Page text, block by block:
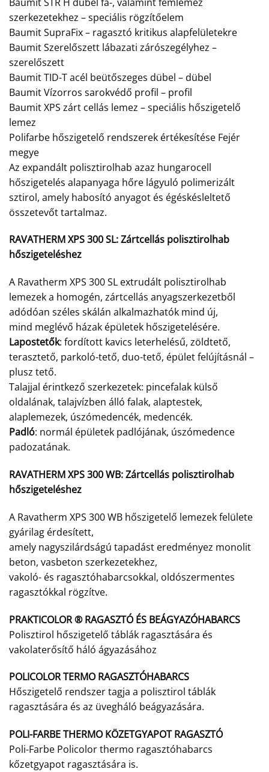
szerkezetekhez – speciális rögzítőelem
Baumit SupraFix – ragasztó kritikus alapfelületekre
Baumit Szerelőszett lábazati zárószegélyhez –
szerelőszett
Baumit TID-T acél beütőszeges dübel – dübel
Baumit Vízorros sarokvédő profil – profil
Baumit XPS zárt cellás lemez – speciális hőszigetelő
lemez
Polifarbe hőszigetelő rendszerek értékesítése Fejér
megye
Az expandált polisztirolhab azaz hungarocell
hőszigetelés alapanyaga hőre lágyuló polimerizált
sztirol, amely habosító anyagot és égéskésleltető
összetevőt tartalmaz.
RAVATHERM XPS 300 SL:Zártcellás polisztirolhab
hőszigeteléshez
A Ravatherm XPS 300 SL extrudált polisztirolhab
lemezek a homogén, zártcellás anyagszerkezetből
adódóan széles skálán alkalmazhatók mind új,
mind meglévő házak épületek hőszigetelésére.
Lapostetők: fordított kavics leterhelésű, zöldtető,
terasztető, parkoló-tető, duo-tető, épület felújításnál –
plusz tető.
Talajjal érintkező szerkezetek: pincefalak külső
oldalának, talajvízben álló falak, alaptestek,
alaplemezek, úszómedencék, medencék.
Padló: normál épületek padlójának, úszómedence
padozatának.
RAVATHERM XPS 300 WB:Zártcellás polisztirolhab
hőszigeteléshez
A Ravatherm XPS 300 WB hőszigetelő lemezek felülete
gyárilag érdesített,
amely nagyszilárdságú tapadást eredményez monolit
beton, vasbeton szerkezetekhez,
vakoló- és ragasztóhabarcsokkal, oldószermentes
ragasztókkal rögzítve.
PRAKTICOLOR ® RAGASZTÓ ÉS BEÁGYAZÓHABARCS
Polisztirol hőszigetelő táblák ragasztására és
vakolaterősítő háló ágyazásához
POLICOLOR TERMO RAGASZTÓHABARCS
Hőszigetelő rendszer tagja a polisztirol táblák
ragasztására és az üvegháló beágyazására.
POLI-FARBE THERMO KÖZETGYAPOT RAGASZTÓ
Poli-Farbe Policolor thermo ragasztóhabarcs
kőzetgyapot ragasztására is.